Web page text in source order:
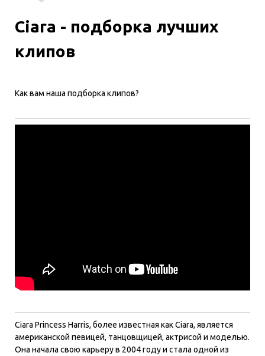
Ciara - подборка лучших
клипов
Как вам наша подборка клипов?
Ciara Princess Harris, более известная как Ciara, является
американской певицей, танцовщицей, актрисой и моделью.
Она начала свою карьеру в 2004 году и стала одной из